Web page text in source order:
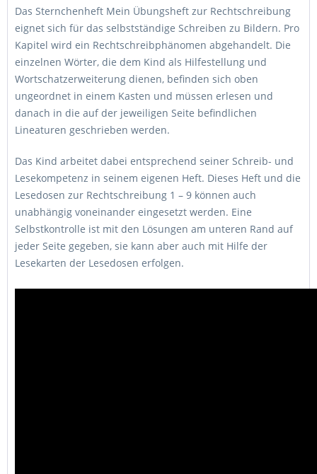
Das Sternchenheft Mein Übungsheft zur Rechtschreibung
eignet sich für das selbstständige Schreiben zu Bildern. Pro
Kapitel wird ein Rechtschreibphänomen abgehandelt. Die
einzelnen Wörter, die dem Kind als Hilfestellung und
Wortschatzerweiterung dienen, befinden sich oben
ungeordnet in einem Kasten und müssen erlesen und
danach in die auf der jeweiligen Seite befindlichen
Lineaturen geschrieben werden.
Das Kind arbeitet dabei entsprechend seiner Schreib- und
Lesekompetenz in seinem eigenen Heft. Dieses Heft und die
Lesedosen zur Rechtschreibung 1 – 9 können auch
unabhängig voneinander eingesetzt werden. Eine
Selbstkontrolle ist mit den Lösungen am unteren Rand auf
jeder Seite gegeben, sie kann aber auch mit Hilfe der
Lesekarten der Lesedosen erfolgen.